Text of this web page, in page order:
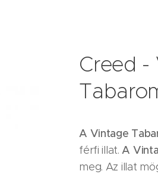
Creed -
A Vintage
férfi illat.A
meg. Az illat